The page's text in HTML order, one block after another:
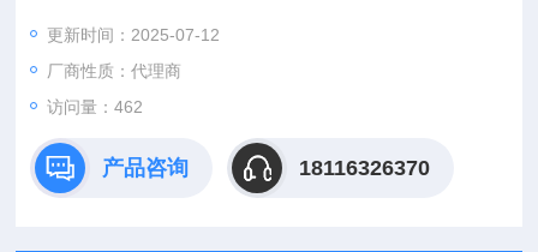
更新时间：2025-07-12
厂商性质：代理商
访问量：462
产品咨询 18116326370